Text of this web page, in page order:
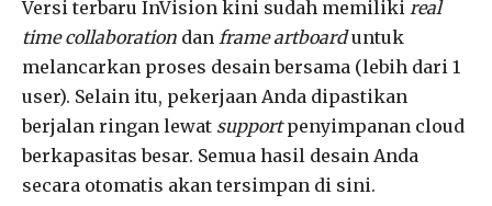
Versi terbaru InVision kini sudah memiliki real
time collaboration dan frame artboarduntuk
melancarkan proses desain bersama (lebih dari 1
user). Selain itu, pekerjaan Anda dipastikan
berjalan ringan lewat supportpenyimpanan cloud
berkapasitas besar. Semua hasil desain Anda
secara otomatis akan tersimpan di sini.